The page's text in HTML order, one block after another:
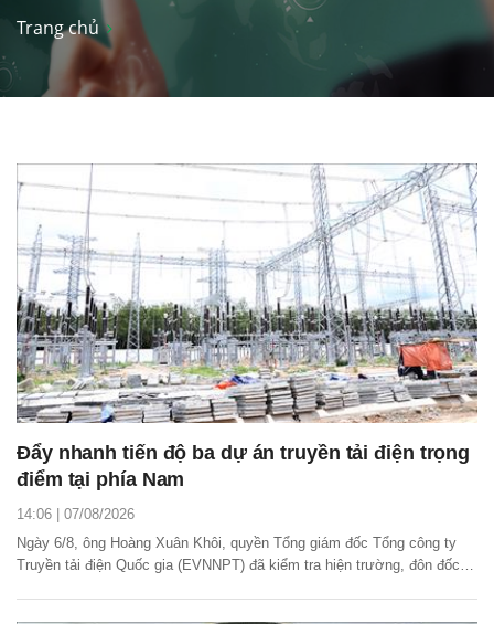
Trang chủ
Đẩy nhanh tiến độ ba dự án truyền tải điện trọng
điểm tại phía Nam
14:06 | 07/08/2026
Ngày 6/8, ông Hoàng Xuân Khôi, quyền Tổng giám đốc Tổng công ty
Truyền tải điện Quốc gia (EVNNPT) đã kiểm tra hiện trường, đôn đốc